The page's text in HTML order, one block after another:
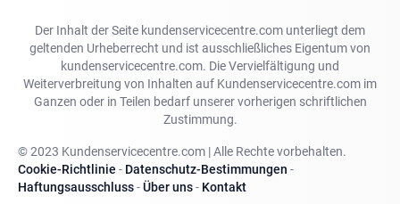
Der Inhalt der Seite kundenservicecentre.com unterliegt dem
geltenden Urheberrecht und ist ausschließliches Eigentum von
kundenservicecentre.com. Die Vervielfältigung und
Weiterverbreitung von Inhalten auf Kundenservicecentre.com im
Ganzen oder in Teilen bedarf unserer vorherigen schriftlichen
Zustimmung.
© 2023 Kundenservicecentre.com | Alle Rechte vorbehalten.
Cookie-Richtlinie - Datenschutz-Bestimmungen -
Haftungsausschluss-Über uns- Kontakt